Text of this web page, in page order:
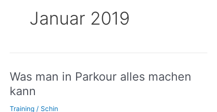
Januar 2019
Was man in Parkour alles machen
kann
Training / Schin
Was
man
in
Parkour